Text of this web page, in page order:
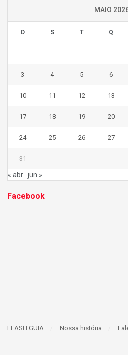
MAIO
D S T Q
3 4 5 6
10 11 12 13
17 18 19 20
24 25 26 27
31
« abr jun »
Facebook
FLASH GUIA Nossa história